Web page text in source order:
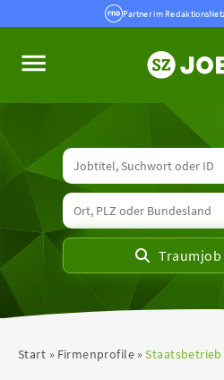
Partner im
Start Firmenprofile Staatsbetrieb